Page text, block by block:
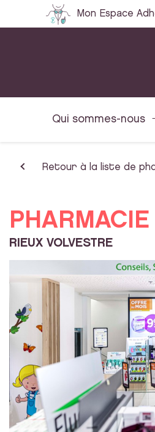
Mon Espace
Qui sommes-nous
Retour à la liste de
RIEUX VOLVESTRE